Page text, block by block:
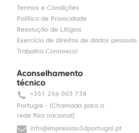
Termos e Condições
Política de Privacidade
Resolução de Litígios
Exercício de direitos de dados pessoais
Trabalha Connosco!
Aconselhamento
técnico
+351 256 003 738
Portugal - (Chamada para a
rede fixa nacional)
info@impressao3dportugal.pt